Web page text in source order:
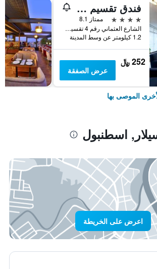
فندق تقسيم متروبارك
4 نجوم
ممتاز 8.1
الشارع العثماني رقم 4 تقسيم, اسطنبول, تركيا
1.2 كيلومتر عن وسط المدينة
252 ﷼
عرض الصفقة
الموصى بها
اسطنبول
اعرض على الخريطة